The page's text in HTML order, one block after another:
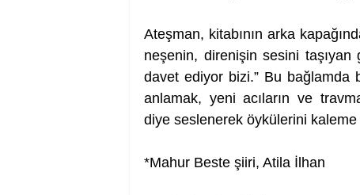
Ateşman, kitabının arka
neşenin, direnişin sesini taşıyan
davet ediyor bizi.” Bu bağlamda
anlamak, yeni acıların ve
diye seslenerek öykülerini
*Mahur Beste şiiri, Atila İlhan